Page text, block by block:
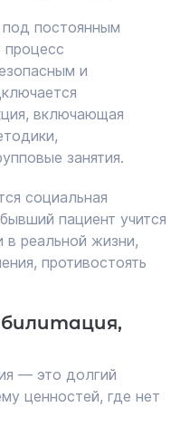
постоянным
и
включающая
занятия.
социальная
пациент учится
в реальной жизни,
противостоять
— это долгий
ценностей, где нет